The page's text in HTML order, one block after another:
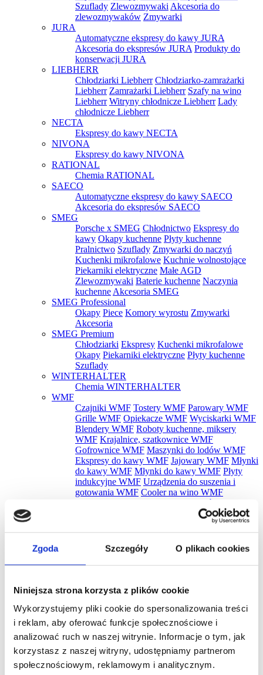
Zgoda Szczegóły O plikach cookies
Niniejsza strona korzysta z plików cookie
Wykorzystujemy pliki cookie do spersonalizowania treści
i reklam, aby oferować funkcje społecznościowe i
analizować ruch w naszej witrynie. Informacje o tym, jak
korzystasz z naszej witryny, udostępniamy partnerom
społecznościowym, reklamowym i analitycznym.
Szuflady Zlewozmywaki Akcesoria do
zlewozmywaków Zmywarki
JURA
Automatyczne ekspresy do kawy JURA
Akcesoria do ekspresów JURA Produkty do
konserwacji JURA
LIEBHERR
Chłodziarki Liebherr Chłodziarko-zamrażarki
Liebherr Zamrażarki Liebherr Szafy na wino
Liebherr Witryny chłodnicze Liebherr Lady
chłodnicze Liebherr
NECTA
Ekspresy do kawy NECTA
NIVONA
Ekspresy do kawy NIVONA
RATIONAL
Chemia RATIONAL
SAECO
Automatyczne ekspresy do kawy SAECO
Akcesoria do ekspresów SAECO
SMEG
Porsche x SMEG Chłodnictwo Ekspresy do
kawy Okapy kuchenne Płyty kuchenne
Pralnictwo Szuflady Zmywarki do naczyń
Kuchenki mikrofalowe Kuchnie wolnostojące
Piekarniki elektryczne Małe AGD
Zlewozmywaki Baterie kuchenne Naczynia
kuchenne Akcesoria SMEG
SMEG Professional
Okapy Piece Komory wyrostu Zmywarki
Akcesoria
SMEG Premium
Chłodziarki Ekspresy Kuchenki mikrofalowe
Okapy Piekarniki elektryczne Płyty kuchenne
Szuflady
WINTERHALTER
Chemia WINTERHALTER
WMF
Czajniki WMF Tostery WMF Parowary WMF
Grille WMF Opiekacze WMF Wyciskarki WMF
Blendery WMF Roboty kuchenne, miksery
WMF Krajalnice, szatkownice WMF
Gofrownice WMF Maszynki do lodów WMF
Ekspresy do kawy WMF Jajowary WMF Młynki
do kawy WMF Młynki do kawy WMF Płyty
indukcyjne WMF Urządzenia do suszenia i
gotowania WMF Cooler na wino WMF
Naleśnikarki
Spieniacze do mleka WMF Płyty snack
Zestawy noży
WMF
Zobacz wszystkie
Promocje
Nowości
Szukaj
Jak wyposażyć bar? Krótki